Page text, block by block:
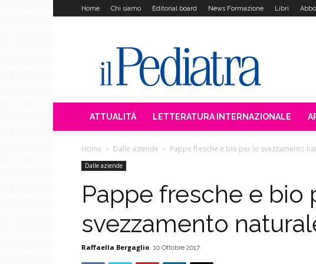
Home Chi siamo Editorial board News Formazione Libri
Pediatra
ATTUALITÀ LETTERATURA INTERNAZIONALE
Home Dalle aziende Pappe fresche e bio per lo svezzamento
Dalle aziende
Pappe fresche e bio
svezzamento
Raffaella Bergaglio 10 Ottobre 2017